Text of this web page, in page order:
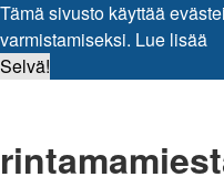
Tämä sivusto käyttää
varmistamiseksi. Lue lisää
Selvä!